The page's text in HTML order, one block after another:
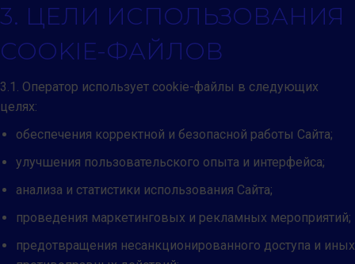
3. ЦЕЛИ ИСПОЛЬЗОВАНИЯ
COOKIE-ФАЙЛОВ
3.1. Оператор использует cookie-файлы в следующих
целях:
обеспечения корректной и безопасной работы Сайта;
улучшения пользовательского опыта и интерфейса;
анализа и статистики использования Сайта;
проведения маркетинговых и рекламных мероприятий;
предотвращения несанкционированного доступа и иных